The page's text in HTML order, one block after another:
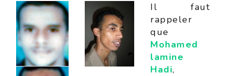
Il faut
rappeler
que
Mohamed
lamine
Hadi,